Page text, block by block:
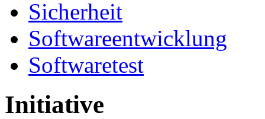
Sicherheit
Softwareentwicklung
Softwaretest
Initiative